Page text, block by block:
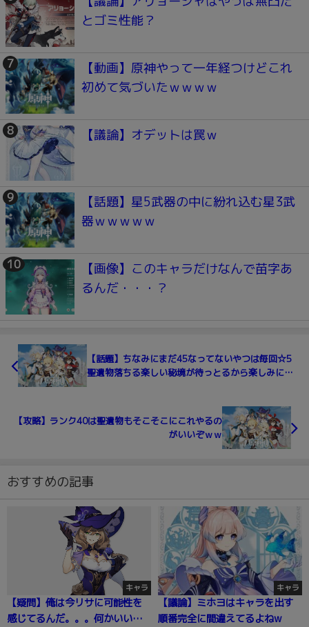
とゴミ性能？
【動画】原神やって一年経つけどこれ
初めて気づいたｗｗｗｗ
【議論】オデットは罠ｗ
【話題】星5武器の中に紛れ込む星3武
器ｗｗｗｗｗ
【画像】このキャラだけなんで苗字あ
るんだ・・・？
【話題】ちなみにまだ45なってないやつは毎回☆5
聖遺物落ちる楽しい秘境が待っとるから楽しみにし
【攻略】ランク40は聖遺物もそこそこにこれやるの
がいいぞｗｗ
おすすめの記事
キャラ
【疑問】俺は今リサに可能性を
感じてるんだ。。。何かいい情
キャラ
【議論】ミホヨはキャラを出す
順番完全に間違えてるよねw